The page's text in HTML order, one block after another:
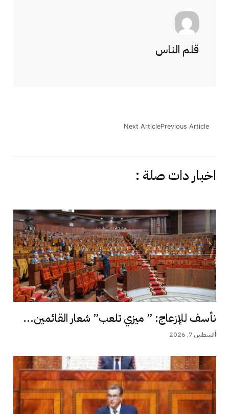
قلم الناس
Previous Article
Next Article
اخبار دات صلة :
نأسف للإزعاج: ” ميزي تلعب” شعار القائمين...
أغسطس 7, 2026